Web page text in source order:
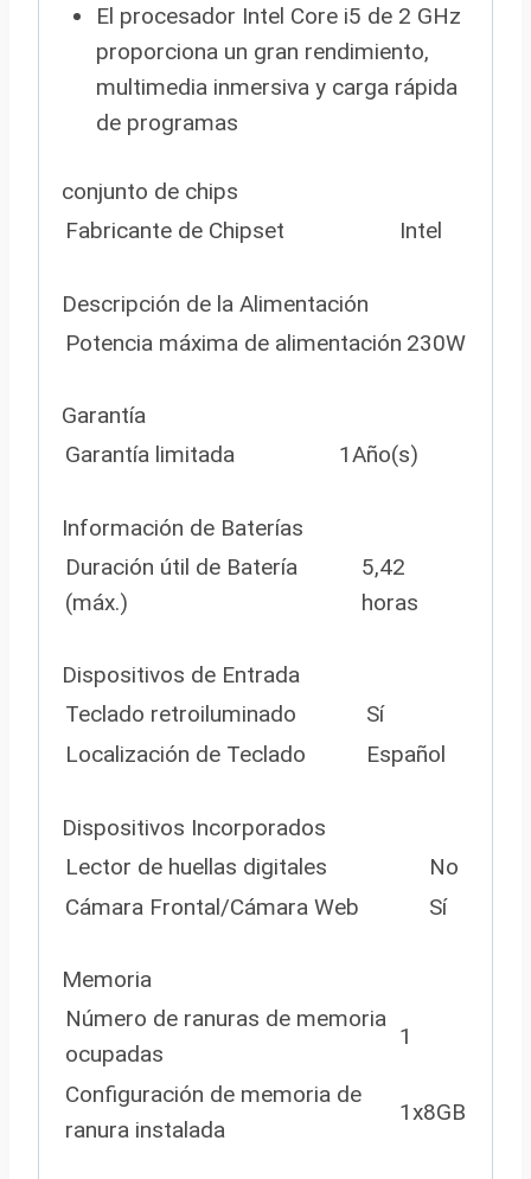
El procesador Intel Core i5 de 2 GHz
proporciona un gran rendimiento,
multimedia inmersiva y carga rápida
de programas
conjunto de chips
Fabricante de Chipset
Intel
Descripción de la Alimentación
Potencia máxima de alimentación 230W
Garantía
Garantía limitada
1Año(s)
Información de Baterías
Duración útil de Batería
(máx.)
5,42
horas
Dispositivos de Entrada
Teclado retroiluminado
Sí
Localización de Teclado
Español
Dispositivos Incorporados
Lector de huellas digitales
No
Cámara Frontal/Cámara Web
Sí
Memoria
Número de ranuras de memoria
ocupadas
1
Configuración de memoria de
ranura instalada
1x8GB